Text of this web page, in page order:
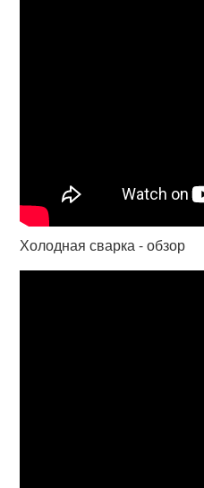
Холодная сварка - обзор